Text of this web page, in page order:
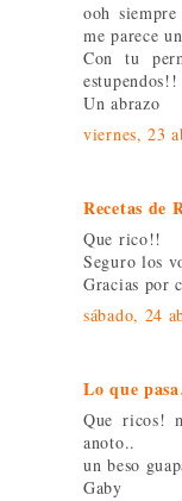
ooh
me parece
Con tu
estupendos!!
Un abrazo
viernes, 23
Recetas de
Que rico!!
Seguro los
Gracias por
sábado, 24
Lo que
Que ricos!
anoto..
un beso
Gaby